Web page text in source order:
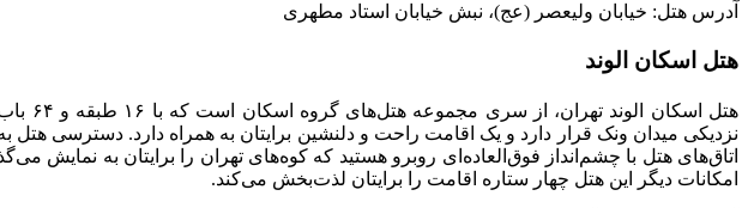
آدرس هتل: خیابان ولیعصر (عج)، نبش خیابان استاد مطهری
هتل اسکان الوند
هتل اسکان الوند تهران، از سری مجموعه هتل‌های گروه اسکان است که با ۱۶ طبقه و ۶۴ باب اتاق، بهترین امکانات را برای اقامت مهمانان فراهم کرده است. این
نزدیکی میدان ونک قرار دارد و یک اقامت راحت و دلنشین برایتان به همراه دارد. دسترسی
اتاق‌های هتل با چشم‌انداز فوق‌العاده‌ای روبرو هستید که کوه‌های تهران را برایتان به نمایش
امکانات دیگر این هتل چهار ستاره اقامت را برایتان لذت‌بخش می‌کند.